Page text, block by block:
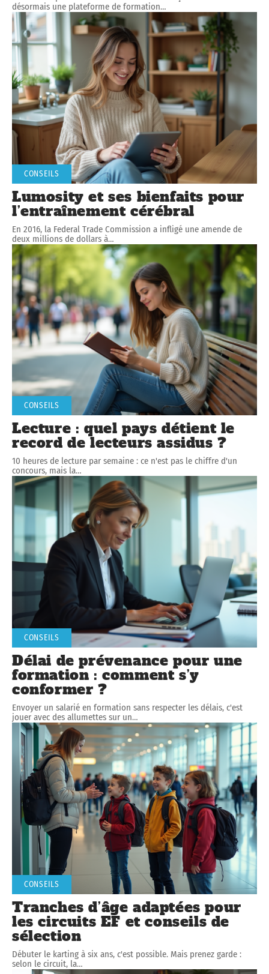
désormais une plateforme de formation…
CONSEILS
Lumosity et ses bienfaits pour
l’entraînement cérébral
En 2016, la Federal Trade Commission a infligé une amende de
deux millions de dollars à…
CONSEILS
Lecture : quel pays détient le
record de lecteurs assidus ?
10 heures de lecture par semaine : ce n'est pas le chiffre d'un
concours, mais la…
CONSEILS
Délai de prévenance pour une
formation : comment s’y
conformer ?
Envoyer un salarié en formation sans respecter les délais, c'est
jouer avec des allumettes sur un…
CONSEILS
Tranches d’âge adaptées pour
les circuits EF et conseils de
sélection
Débuter le karting à six ans, c'est possible. Mais prenez garde :
selon le circuit, la…